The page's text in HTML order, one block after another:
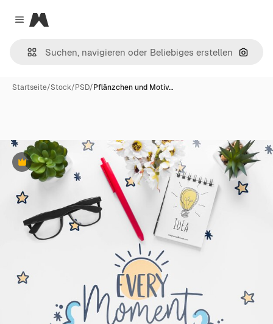
Close menu
Magnific
Nach
Startseite/Stock/PSD/Pflänzchen und Motiv…
Premium